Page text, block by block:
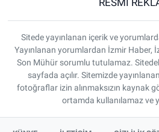
RESMİ
Sitede yayınlanan içerik ve
Yayınlanan yorumlardan İzmir Haber,
Son Mühür sorumlu tutulamaz.
sayfada açılır. Sitemizde
fotoğraflar izin alınmaksızın kaynak
ortamda kullanılamaz ve